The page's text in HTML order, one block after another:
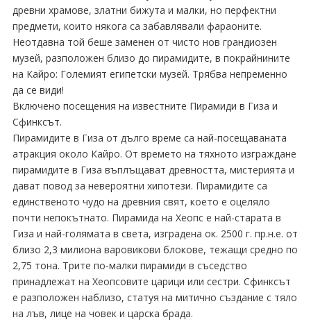
древни храмове, златни бижута и малки, но перфектни
предмети, които някога са забавлявали фараоните.
Неотдавна той беше заменен от чисто нов грандиозен
музей, разположен близо до пирамидите, в покрайнините
на Кайро: Големият египетски музей. Трябва непременно
да се види!
Включено посещения на известните Пирамиди в Гиза и
Сфинксът.
Пирамидите в Гиза от дълго време са най-посещаваната
атракция около Кайро. От времето на тяхното изграждане
пирамидите в Гиза въплъщават древността, мистерията и
дават повод за невероятни хипотези. Пирамидите са
единственото чудо на древния свят, което е оцеляло
почти непокътнато. Пирамида на Хеопс е най-старата в
Гиза и най-голямата в света, изградена ок. 2500 г. пр.н.е. от
близо 2,3 милиона варовикови блокове, тежащи средно по
2,75 тона. Трите по-малки пирамиди в съседство
принадлежат на Хеопсовите царици или сестри. Сфинксът
е разположен наблизо, статуя на митично създание с тяло
на лъв, лице на човек и царска брада.